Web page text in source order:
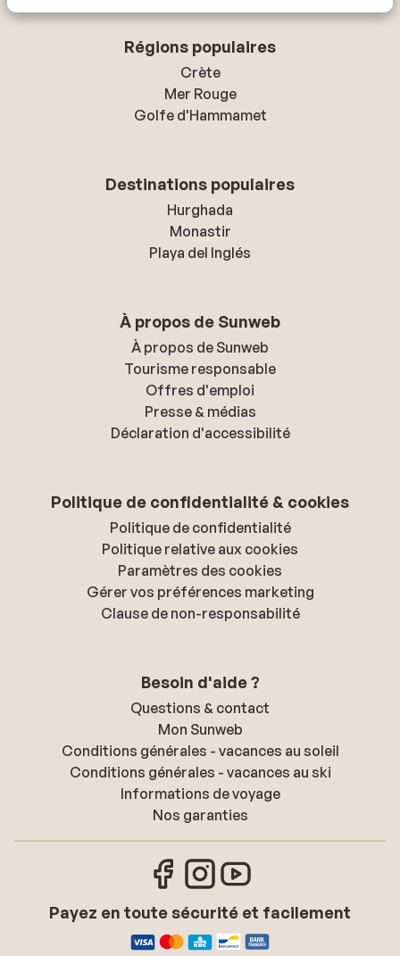
Régions populaires
Crète
Mer Rouge
Golfe d'Hammamet
Destinations populaires
Hurghada
Monastir
Playa del Inglés
À propos de Sunweb
À propos de Sunweb
Tourisme responsable
Offres d'emploi
Presse & médias
Déclaration d'accessibilité
Politique de confidentialité & cookies
Politique de confidentialité
Politique relative aux cookies
Paramètres des cookies
Gérer vos préférences marketing
Clause de non-responsabilité
Besoin d'aide ?
Questions & contact
Mon Sunweb
Conditions générales - vacances au soleil
Conditions générales - vacances au ski
Informations de voyage
Nos garanties
Payez en toute sécurité et facilement